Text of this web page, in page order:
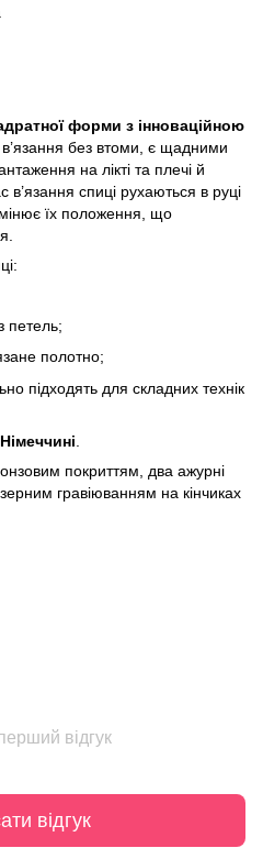
форми з інноваційною
без втоми, є щадними
на лікті та плечі й
в’язання спиці рухаються в руці
їх положення, що
петель;
полотно;
підходять для складних технік
покриттям, два ажурні
гравіюванням на кінчиках
відгук
відгук